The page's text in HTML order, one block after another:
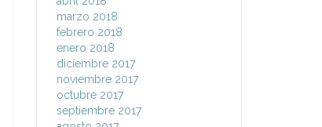
marzo 2018
febrero 2018
enero 2018
diciembre 2017
noviembre 2017
octubre 2017
septiembre 2017